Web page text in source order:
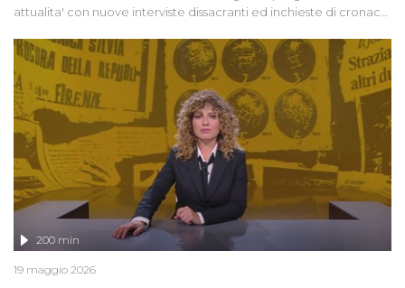
attualita' con nuove interviste dissacranti ed inchieste di cronaca
200 min
19 maggio 2026